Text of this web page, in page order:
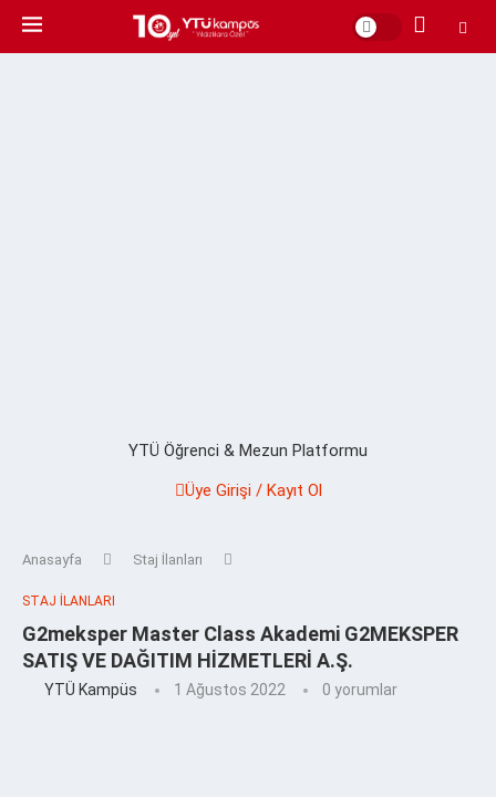
YTÜ Öğrenci & Mezun Platformu
Üye Girişi / Kayıt Ol
Anasayfa Staj İlanları
STAJ İLANLARI
G2meksper Master Class Akademi G2MEKSPER
SATIŞ VE DAĞITIM HİZMETLERİ A.Ş.
YTÜ Kampüs 1 Ağustos 2022 0 yorumlar